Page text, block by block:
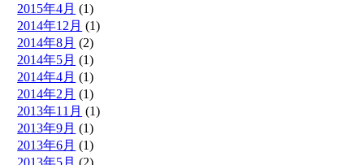
2015年4月 (1)
2014年12月 (1)
2014年8月 (2)
2014年5月 (1)
2014年4月 (1)
2014年2月 (1)
2013年11月 (1)
2013年9月 (1)
2013年6月 (1)